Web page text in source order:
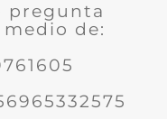
pregunta
de: